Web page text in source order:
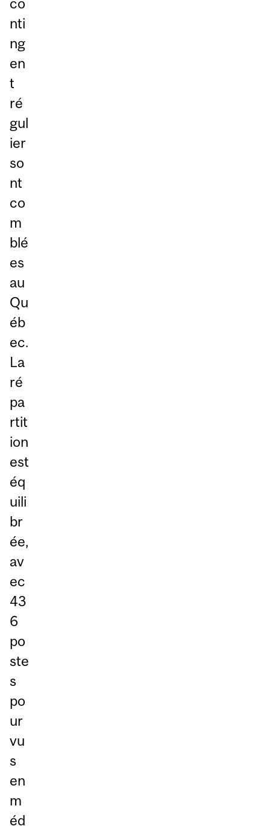
nti
ng
en
t
ré
gul
ier
so
nt
co
m
blé
es
au
Qu
éb
ec.
La
ré
pa
rtit
ion
est
éq
uili
br
ée,
av
ec
43
6
po
ste
s
po
ur
vu
s
en
m
éd